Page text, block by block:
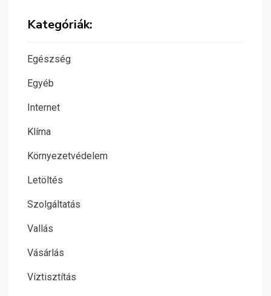
Kategóriák:
Egészség
Egyéb
Internet
Klíma
Környezetvédelem
Letöltés
Szolgáltatás
Vallás
Vásárlás
Víztisztítás